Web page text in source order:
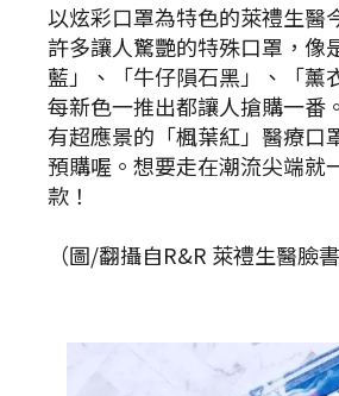
以炫彩口罩為特色的萊禮生醫
許多讓人驚艷的特殊口罩，像
藍」、「牛仔隕石黑」、「薰
每新色一推出都讓人搶購一番
有超應景的「楓葉紅」醫療口
預購喔。想要走在潮流尖端就
款！
（圖/翻攝自R&R 萊禮生醫臉書